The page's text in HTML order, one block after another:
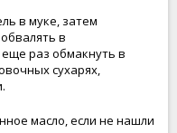
в муке, затем
в
раз обмакнуть в
сухарях,
масло, если не нашли